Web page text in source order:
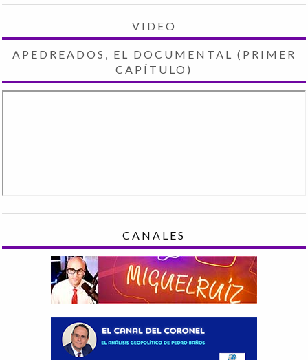
VIDEO
APEDREADOS, EL DOCUMENTAL (PRIMER
CAPÍTULO)
CANALES